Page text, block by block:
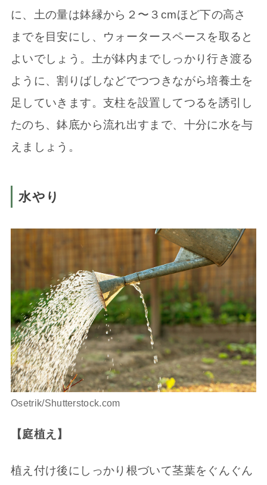
に、土の量は鉢縁から２〜３cmほど下の高さ
までを目安にし、ウォータースペースを取ると
よいでしょう。土が鉢内までしっかり行き渡る
ように、割りばしなどでつつきながら培養土を
足していきます。支柱を設置してつるを誘引し
たのち、鉢底から流れ出すまで、十分に水を与
えましょう。
水やり
Osetrik/Shutterstock.com
【庭植え】
植え付け後にしっかり根づいて茎葉をぐんぐん